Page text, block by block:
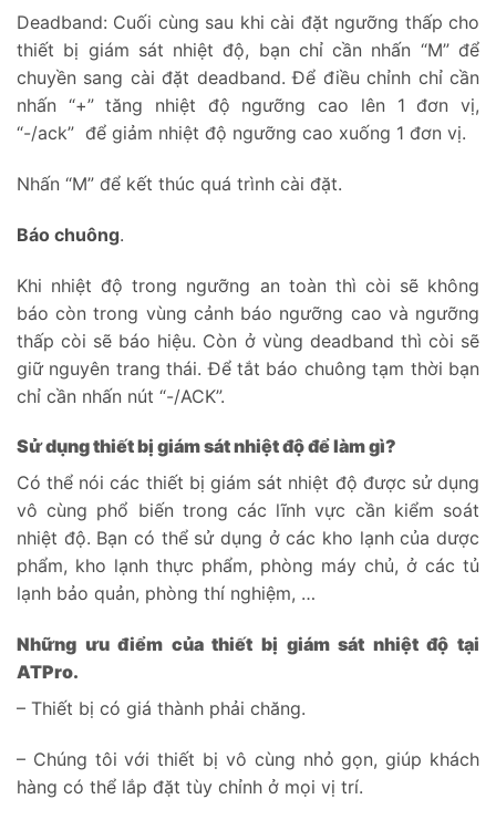
Deadband: Cuối cùng sau khi cài đặt ngưỡng thấp cho
thiết bị giám sát nhiệt độ, bạn chỉ cần nhấn “M” để
chuyền sang cài đặt deadband. Để điều chỉnh chỉ cần
nhấn “+” tăng nhiệt độ ngưỡng cao lên 1 đơn vị,
“-/ack” để giảm nhiệt độ ngưỡng cao xuống 1 đơn vị.
Nhấn “M” để kết thúc quá trình cài đặt.
Báo chuông.
Khi nhiệt độ trong ngưỡng an toàn thì còi sẽ không
báo còn trong vùng cảnh báo ngưỡng cao và ngưỡng
thấp còi sẽ báo hiệu. Còn ở vùng deadband thì còi sẽ
giữ nguyên trang thái. Để tắt báo chuông tạm thời bạn
chỉ cần nhấn nút “-/ACK”.
Sử dụng thiết bị giám sát nhiệt độ để làm gì?
Có thể nói các thiết bị giám sát nhiệt độ được sử dụng
vô cùng phổ biến trong các lĩnh vực cần kiểm soát
nhiệt độ. Bạn có thể sử dụng ở các kho lạnh của dược
phẩm, kho lạnh thực phẩm, phòng máy chủ, ở các tủ
lạnh bảo quản, phòng thí nghiệm, …
Những ưu điểm của thiết bị giám sát nhiệt độ tại
ATPro.
– Thiết bị có giá thành phải chăng.
– Chúng tôi với thiết bị vô cùng nhỏ gọn, giúp khách
hàng có thể lắp đặt tùy chỉnh ở mọi vị trí.